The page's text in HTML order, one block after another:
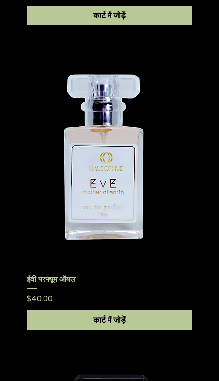
कार्ट में जोड़ें
ईवी परफ्यूम ऑयल
मूल्य
$40.00
कार्ट में जोड़ें